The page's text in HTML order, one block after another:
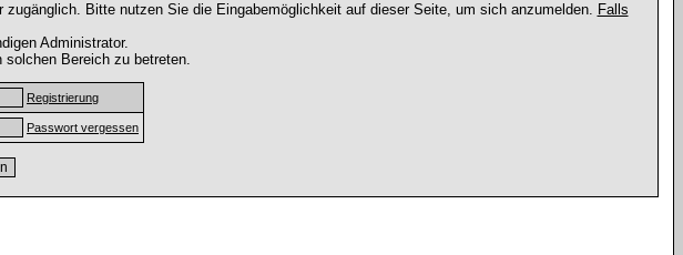
Bitte nutzen Sie die Eingabemöglichkeit auf dieser Seite, um sich anzumelden. Falls
Administrator.
Bereich zu betreten.
Registrierung
Passwort vergessen